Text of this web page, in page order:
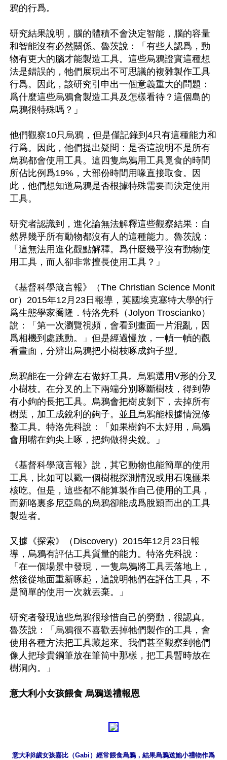
鴉的行爲。
研究結果說明，腦的體積不會決定智能，腦的容量
和智能沒有必然關係。魯茨說：「有些人認爲，動
物有更大的腦才能製造工具。這些烏鴉證實這種想
法是錯誤的，牠們展現出不可思議的複雜製作工具
行爲。因此，該研究引申出一個意義重大的問題：
爲什麼這些烏鴉會製造工具及怎樣看待？這個島的
烏鴉很特殊嗎？」
他們觀察10只烏鴉，但是僅記錄到4只有這種能力和
行爲。因此，他們提出疑問：是否這說明不是所有
烏鴉都會使用工具。這四隻烏鴉用工具覓食的時間
所佔比例爲19%，大部份時間用喙直接取食。因
此，他們想知道烏鴉是否根據特殊需要而決定使用
工具。
研究者認識到，進化論無法解釋這些觀察結果：自
然界幾乎所有動物都沒有人的這種能力。魯茨說：
「這無法用進化觀點解釋。爲什麼幾乎沒有動物使
用工具，而人卻非常擅長使用工具？」
《基督科學箴言報》（The Christian Science Monit
or）2015年12月23日報導，英國埃克塞特大學的行
爲生態學家喬隆．特洛先科（Jolyon Troscianko）
說：「第一次瀏覽視頻，會看到畫面一片混亂，因
爲相機到處跳動。」但是經過慢放，一幀一幀的觀
看畫面，分辨出烏鴉把小樹枝啄成鉤子型。
烏鴉能在一分鐘左右做好工具。烏鴉選用V形的分叉
小樹枝。在分叉的上下兩端分別啄斷樹枝，得到帶
有小鉤的長把工具。烏鴉會把樹皮剝下，去掉所有
樹葉，加工成銳利的鉤子。並且烏鴉能根據情況修
整工具。特洛先科說：「如果樹鉤不太好用，烏鴉
會用嘴在鉤尖上啄，把鉤做得尖銳。」
《基督科學箴言報》說，其它動物也能簡單的使用
工具，比如可以戳一個樹棍探測情況或用石塊砸果
核吃。但是，這些都不能算製作自己使用的工具，
而新咯裏多尼亞島的烏鴉卻能成爲脫穎而出的工具
製造者。
又據《探索》（Discovery）2015年12月23日報
導，烏鴉有評估工具質量的能力。特洛先科說：
「在一個場景中發現，一隻烏鴉將工具丟落地上，
然後從地面重新啄起，這說明牠們在評估工具，不
是簡單的使用一次就丟棄。」
研究者發現這些烏鴉很珍惜自己的勞動，很認真。
魯茨說：「烏鴉很不喜歡丟掉牠們製作的工具，會
使用各種方法把工具藏起來。我們甚至觀察到牠們
像人把珍貴鋼筆放在筆筒中那樣，把工具暫時放在
樹洞內。」
意大利小女孩餵食 烏鴉送禮報恩
意大利8歲女孩嘉比（Gabi）經常餵食烏鴉，結果烏鴉送她小禮物作爲